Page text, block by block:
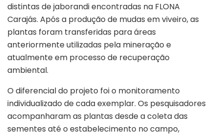
distintas de jaborandi encontradas na FLONA
Carajás. Após a produção de mudas em viveiro, as
plantas foram transferidas para áreas
anteriormente utilizadas pela mineração e
atualmente em processo de recuperação
ambiental.
O diferencial do projeto foi o monitoramento
individualizado de cada exemplar. Os pesquisadores
acompanharam as plantas desde a coleta das
sementes até o estabelecimento no campo,